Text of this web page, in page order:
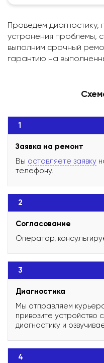
Проведем
устранения проблемы,
выполним срочный
гарантию на
1
Заявка на ремонт
Вы оставляете заявку
телефону.
2
Согласование
Оператор,
3
Диагностика
Мы отправляем
привозите устройство
диагностику и
4